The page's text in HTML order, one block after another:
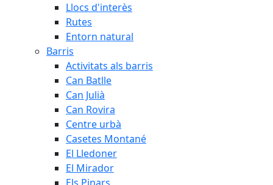
Llocs d'interès
Rutes
Entorn natural
Barris
Activitats als barris
Can Batlle
Can Julià
Can Rovira
Centre urbà
Casetes Montané
El Lledoner
El Mirador